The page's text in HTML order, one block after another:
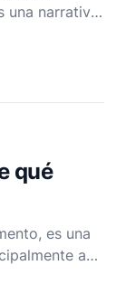
una narrativa
y la
se centra
qué
es una
a